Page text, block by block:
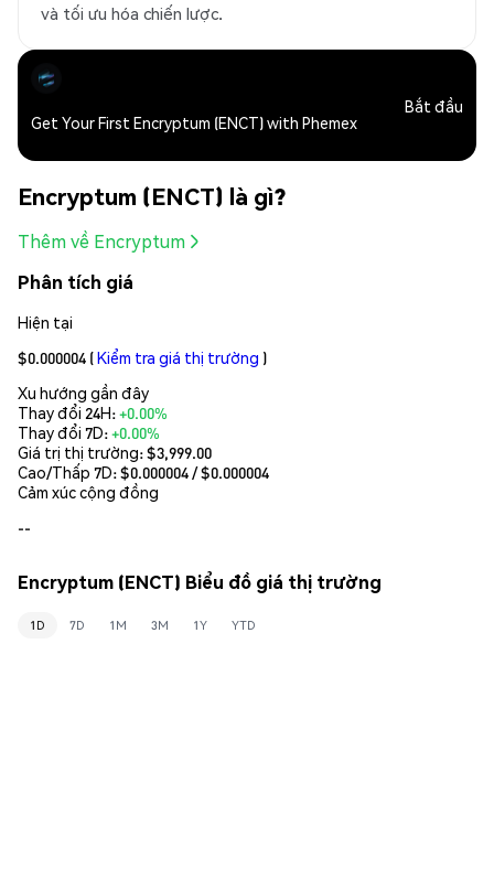
và tối ưu hóa chiến lược.
Get Your First Encryptum (ENCT) with Phemex
Bắt đầu
Encryptum (ENCT) là gì?
Thêm về Encryptum
Phân tích giá
Hiện tại
$0.000004 (Kiểm tra giá thị trường )
Xu hướng gần đây
Thay đổi 24H:+0.00%
Thay đổi 7D:+0.00%
Giá trị thị trường:$3,999.00
Cao/Thấp 7D: $0.000004/ $0.000004
Cảm xúc cộng đồng
--
Encryptum (ENCT) Biểu đồ giá thị trường
1D 7D 1M 3M 1Y YTD